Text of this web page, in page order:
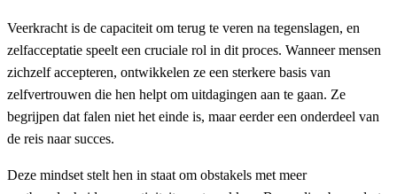
Veerkracht is de capaciteit om terug te veren na tegenslagen, en
zelfacceptatie speelt een cruciale rol in dit proces. Wanneer mensen
zichzelf accepteren, ontwikkelen ze een sterkere basis van
zelfvertrouwen die hen helpt om uitdagingen aan te gaan. Ze
begrijpen dat falen niet het einde is, maar eerder een onderdeel van
de reis naar succes.
Deze mindset stelt hen in staat om obstakels met meer